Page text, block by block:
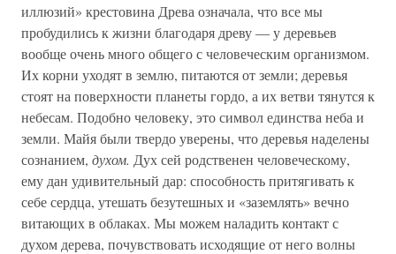
иллюзий» крестовина Древа означала, что все мы
пробудились к жизни благодаря древу — у деревьев
вообще очень много общего с человеческим организмом.
Их корни уходят в землю, питаются от земли; деревья
стоят на поверхности планеты гордо, а их ветви тянутся к
небесам. Подобно человеку, это символ единства неба и
земли. Майя были твердо уверены, что деревья наделены
сознанием, духом. Дух сей родственен человеческому,
ему дан удивительный дар: способность притягивать к
себе сердца, утешать безутешных и «заземлять» вечно
витающих в облаках. Мы можем наладить контакт с
духом дерева, почувствовать исходящие от него волны